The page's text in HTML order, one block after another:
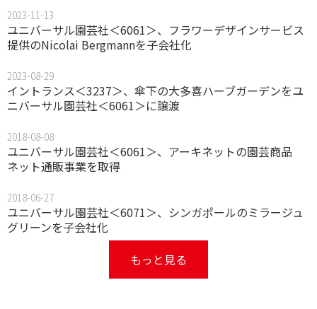
2023-11-13
ユニバーサル園芸社＜6061＞、フラワーデザインサービス
提供のNicolai Bergmannを子会社化
2023-08-29
イントランス＜3237＞、傘下の大多喜ハーブガーデンをユ
ニバーサル園芸社＜6061＞に譲渡
2018-08-08
ユニバーサル園芸社＜6061＞、アーキネットの園芸商品
ネット通販事業を取得
2018-06-27
ユニバーサル園芸社＜6071＞、シンガポールのミラージュ
グリーンを子会社化
もっと見る